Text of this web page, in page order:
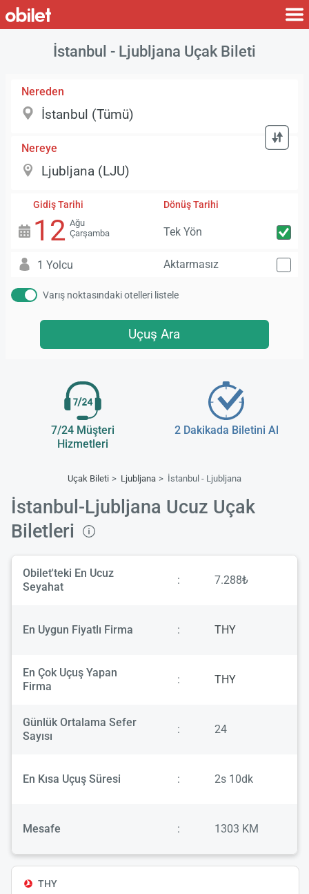
İstanbul - Ljubljana Uçak Bileti
Nereden
Nereye
Gidiş Tarihi
12 Ağu
Çarşamba
Dönüş Tarihi
Tek Yön
1 Yolcu Aktarmasız
Varış noktasındaki otelleri listele
Uçuş Ara
7/24 Müşteri
Hizmetleri
2 Dakikada Biletini Al
Uçak Bileti Ljubljana İstanbul - Ljubljana
İstanbul-Ljubljana Ucuz Uçak
Biletleri
Obilet'teki En Ucuz
Seyahat
: 7.288₺
En Uygun Fiyatlı Firma : THY
En Çok Uçuş Yapan
Firma
: THY
Günlük Ortalama Sefer
Sayısı
: 24
En Kısa Uçuş Süresi : 2s 10dk
Mesafe : 1303 KM
THY